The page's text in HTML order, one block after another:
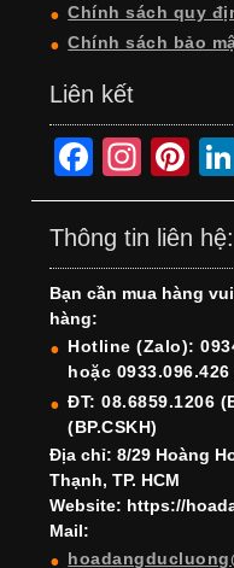
Chính sách quy
Chính sách bảo
Liên kết
F
a
c
e
b
o
o
k
In
st
a
gr
a
m
Pi
nt
er
e
st
Thông tin liên hệ:
Bạn cần mua hàng
hàng:
Hotline (Zalo):
hoặc
ĐT: 08.6859.1206
(BP.CSKH)
Địa chỉ: 8/29 Hoàng
Thạnh, TP. HCM
Website: https://
Mail: